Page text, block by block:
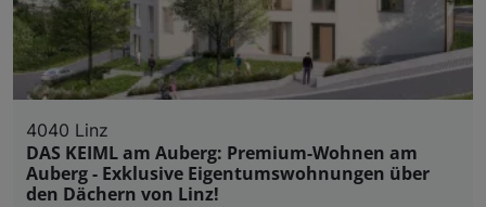
4040 Linz
DAS KEIML am Auberg: Premium-Wohnen am
Auberg - Exklusive Eigentumswohnungen über
den Dächern von Linz!